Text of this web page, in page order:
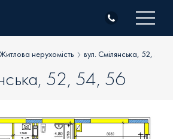
Житлова нерухомість вул. Смілянська, 52, 54,
52, 54, 56